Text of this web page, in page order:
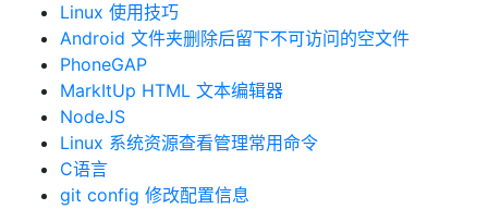
Linux 使用技巧
Android 文件夹删除后留下不可访问的空文件
PhoneGAP
MarkItUp HTML 文本编辑器
NodeJS
Linux 系统资源查看管理常用命令
C语言
git config 修改配置信息